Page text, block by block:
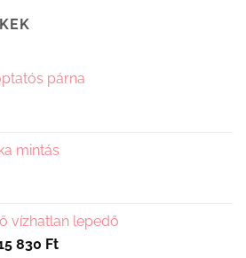
párna
mintás
vízhatlan lepedő
830 FtÁrtartomány: